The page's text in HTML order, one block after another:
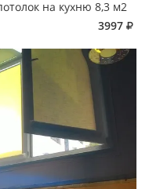
на кухню 8,3 м2
3997